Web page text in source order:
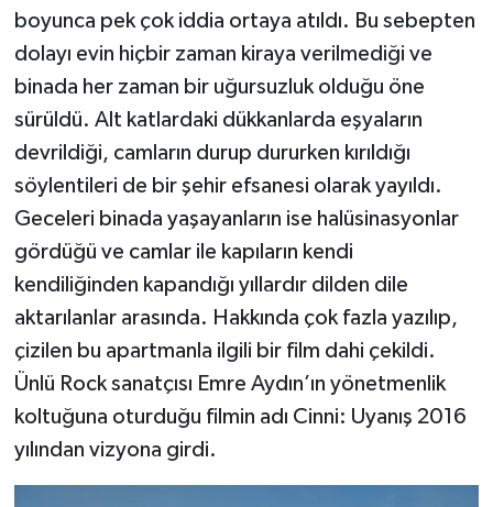
boyunca pek çok iddia ortaya atıldı. Bu sebepten
dolayı evin hiçbir zaman kiraya verilmediği ve
binada her zaman bir uğursuzluk olduğu öne
sürüldü. Alt katlardaki dükkanlarda eşyaların
devrildiği, camların durup dururken kırıldığı
söylentileri de bir şehir efsanesi olarak yayıldı.
Geceleri binada yaşayanların ise halüsinasyonlar
gördüğü ve camlar ile kapıların kendi
kendiliğinden kapandığı yıllardır dilden dile
aktarılanlar arasında. Hakkında çok fazla yazılıp,
çizilen bu apartmanla ilgili bir film dahi çekildi.
Ünlü Rock sanatçısı Emre Aydın’ın yönetmenlik
koltuğuna oturduğu filmin adı Cinni: Uyanış 2016
yılından vizyona girdi.